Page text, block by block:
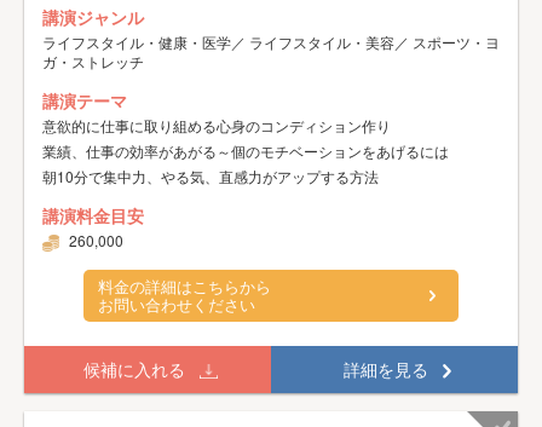
講演ジャンル
ライフスタイル・健康・医学／ ライフスタイル・美容／ スポーツ・ヨ
ガ・ストレッチ
講演テーマ
意欲的に仕事に取り組める心身のコンディション作り
業績、仕事の効率があがる～個のモチベーションをあげるには
朝10分で集中力、やる気、直感力がアップする方法
講演料金目安
260,000
料金の詳細はこちらから
お問い合わせください
候補に入れる 詳細を見る